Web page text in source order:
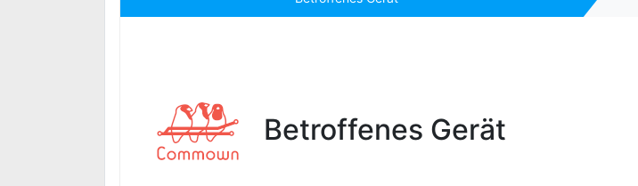
Betroffenes Gerät